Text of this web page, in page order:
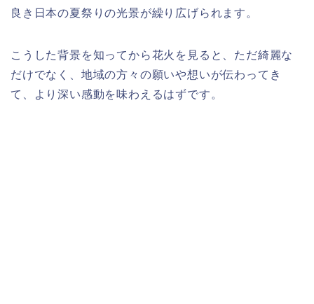
良き日本の夏祭りの光景が繰り広げられます。
こうした背景を知ってから花火を見ると、ただ綺麗な
だけでなく、地域の方々の願いや想いが伝わってき
て、より深い感動を味わえるはずです。